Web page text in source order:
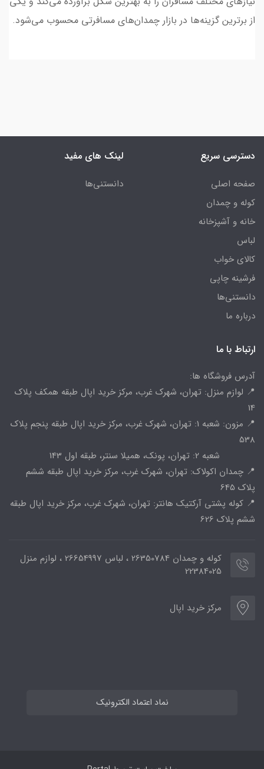
از برترین گزینه‌ها در بازار چمدان‌های مسافرتی محسوب می‌شود.
دسترسی سریع
صفحه اصلی
کوله و چمدان
خانه و آشپزخانه
لباس
کالای خواب
فرشینه چاپی
دانستنی‌ها
درباره ما
لینک های مفید
دانستنی‌ها
ارتباط با ما
آدرس فروشگاه ها:
📍 لوازم منزل: تهران، شهرک غرب، مرکز خرید اپال طبقه همکف پلاک
14
📍 مزون: شعبه 1: تهران، شهرک غرب، مرکز خرید اپال طبقه پنجم پلاک
538
شعبه 2: تهران، پونک، همیلا سنتر، طبقه اول 143
📍 چمدان اکولاک: تهران، شهرک غرب، مرکز خرید اپال طبقه ششم
پلاک 645
📍 کوله پشتی آرکتیک هانتر: تهران، شهرک غرب، مرکز خرید اپال طبقه
ششم پلاک 626
کوله و چمدان 26350784 ، لباس 26654997 ، لوازم منزل
22384025
مرکز خرید اپال
نماد اعتماد الکترونیک